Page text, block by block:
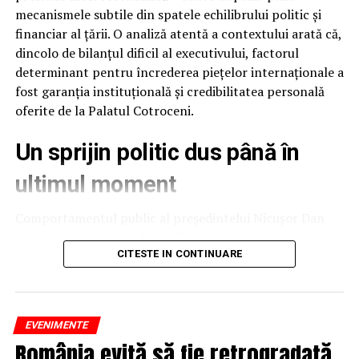
suplimentează cu două noi categorii de produse –
tablete şi laptopuri
NU RATATI
Numărul firmelor radiate a scăzut cu peste 56% în
primele nouă luni din 2020
mecanismele subtile din spatele echilibrului politic și
financiar al țării. O analiză atentă a contextului arată că,
dincolo de bilanțul dificil al executivului, factorul
determinant pentru încrederea piețelor internaționale a
fost garanția instituțională și credibilitatea personală
oferite de la Palatul Cotroceni.
Un sprijin politic dus până în
ultimul moment
după prezentarea evaluării Fitch ilustrează o strategie
de protejare a stabilității naționale. Deși raportul
eșec al executivului, președintele a ales o abordare
temperată, evitând să adauge tensiune peste o situație
deja fragilă.
CITESTE IN CONTINUARE
EVENIMENTE